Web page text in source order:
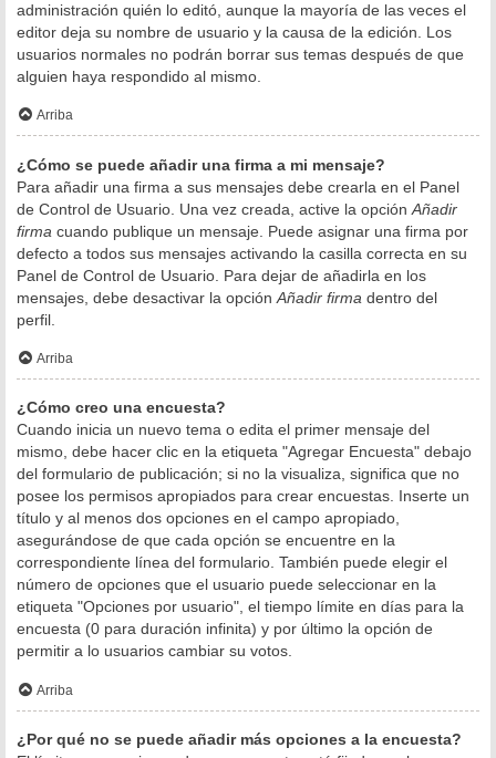
administración quién lo editó, aunque la mayoría de las veces el
editor deja su nombre de usuario y la causa de la edición. Los
usuarios normales no podrán borrar sus temas después de que
alguien haya respondido al mismo.
Arriba
¿Cómo se puede añadir una firma a mi mensaje?
Para añadir una firma a sus mensajes debe crearla en el Panel
de Control de Usuario. Una vez creada, active la opción Añadir
firma cuando publique un mensaje. Puede asignar una firma por
defecto a todos sus mensajes activando la casilla correcta en su
Panel de Control de Usuario. Para dejar de añadirla en los
mensajes, debe desactivar la opción Añadir firma dentro del
perfil.
Arriba
¿Cómo creo una encuesta?
Cuando inicia un nuevo tema o edita el primer mensaje del
mismo, debe hacer clic en la etiqueta "Agregar Encuesta" debajo
del formulario de publicación; si no la visualiza, significa que no
posee los permisos apropiados para crear encuestas. Inserte un
título y al menos dos opciones en el campo apropiado,
asegurándose de que cada opción se encuentre en la
correspondiente línea del formulario. También puede elegir el
número de opciones que el usuario puede seleccionar en la
etiqueta "Opciones por usuario", el tiempo límite en días para la
encuesta (0 para duración infinita) y por último la opción de
permitir a lo usuarios cambiar su votos.
Arriba
¿Por qué no se puede añadir más opciones a la encuesta?